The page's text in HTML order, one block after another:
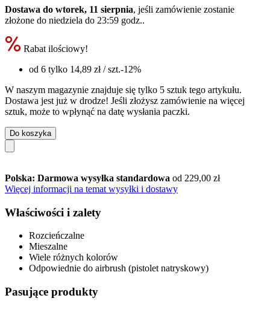
Dostawa do wtorek, 11 sierpnia, jeśli zamówienie zostanie
złożone do niedziela do 23:59 godz..
Rabat ilościowy!
od 6 tylko 14,89 zł/ szt.-12%
W naszym magazynie znajduje się tylko 5 sztuk tego artykułu.
Dostawa jest już w drodze! Jeśli złożysz zamówienie na więcej
sztuk, może to wpłynąć na datę wysłania paczki.
Do koszyka
Polska: Darmowa wysyłka standardowa od 229,00 zł
Więcej informacji na temat wysyłki i dostawy
Właściwości i zalety
Rozcieńczalne
Mieszalne
Wiele różnych kolorów
Odpowiednie do airbrush (pistolet natryskowy)
Pasujące produkty